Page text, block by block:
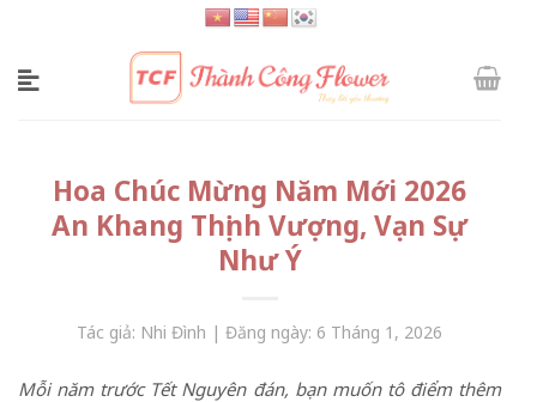
content
Hoa Chúc Mừng Năm Mới 2026
An Khang Thịnh Vượng, Vạn Sự
Như Ý
Tác giả: Nhi Đình | Đăng ngày: 6 Tháng 1, 2026
Mỗi năm trước Tết Nguyên đán, bạn muốn tô điểm thêm